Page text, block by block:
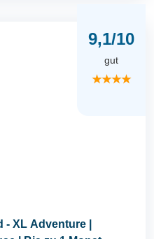
9,1/10
gut
★★★★
XL Adventure |